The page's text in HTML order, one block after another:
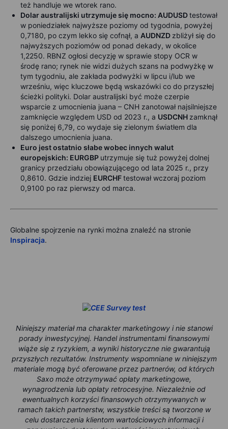
też handluje we wtorek rano.
Dolar australijski utrzymuje się mocno: AUDUSDtestował
w poniedziałek najwyższe poziomy od tygodnia, powyżej
0,7180, po czym lekko się cofnął, a AUDNZD zbliżył się do
najwyższych poziomów od ponad dekady, w okolice
1,2250. RBNZ ogłosi decyzję w sprawie stopy OCR w
środę rano; rynek nie widzi dużych szans na podwyżkę w
tym tygodniu, ale zakłada podwyżki w lipcu i/lub we
wrześniu, więc kluczowe będą wskazówki co do przyszłej
ścieżki polityki. Dolar australijski być może czerpie
wsparcie z umocnienia juana – CNH zanotował najsilniejsze
zamknięcie względem USD od 2023 r., a USDCNH zamknął
się poniżej 6,79, co wydaje się zielonym światłem dla
dalszego umocnienia juana.
Euro jest ostatnio słabe wobec innych walut
europejskich: EURGBP utrzymuje się tuż powyżej dolnej
granicy przedziału obowiązującego od lata 2025 r., przy
0,8610. Gdzie indziej EURCHFtestował wczoraj poziom
0,9100 po raz pierwszy od marca.
Globalne spojrzenie na rynki można znaleźć na stronie
Inspiracja.
Niniejszy materiał ma charakter marketingowy i nie stanowi
porady inwestycyjnej. Handel instrumentami finansowymi
wiąże się z ryzykiem, a wyniki historyczne nie gwarantują
przyszłych rezultatów. Instrumenty wspomniane w niniejszym
materiale mogą być oferowane przez partnerów, od których
Saxo może otrzymywać opłaty marketingowe,
wynagrodzenia lub opłaty retrocesyjne. Niezależnie od
ewentualnych korzyści finansowych otrzymywanych w
ramach takich partnerstw, wszystkie treści są tworzone w
celu dostarczenia klientom wartościowych informacji i